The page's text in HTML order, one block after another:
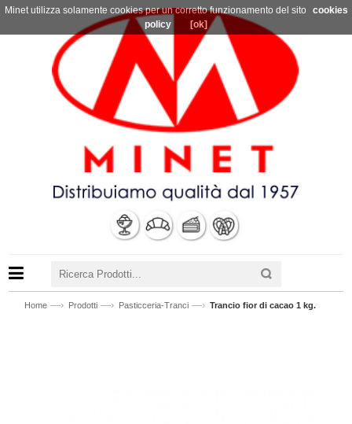
Home —› Prodotti —› Pasticceria-Tranci —› Trancio fior di cacao 1 kg.
Minet utilizza solamente cookies per un corretto funzionamento del sito
cookies
policy
[ok]